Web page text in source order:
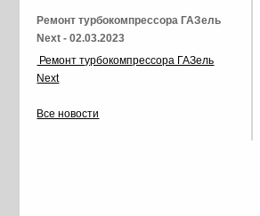
Ремонт турбокомпрессора ГАЗель
Next - 02.03.2023
Ремонт турбокомпрессора ГАЗель
Next
Все новости